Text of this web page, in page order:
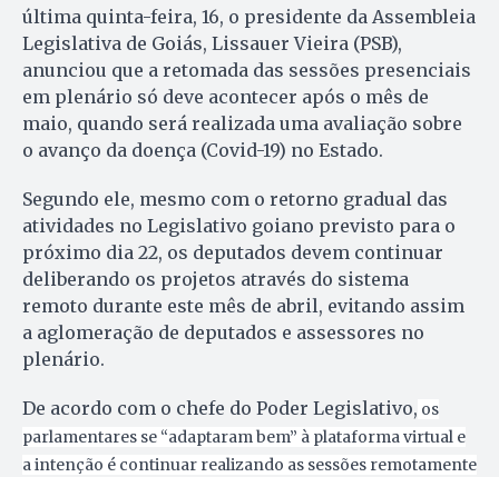
última quinta-feira, 16, o presidente da Assembleia
Legislativa de Goiás, Lissauer Vieira (PSB),
anunciou que a retomada das sessões presenciais
em plenário só deve acontecer após o mês de
maio, quando será realizada uma avaliação sobre
o avanço da doença (Covid-19) no Estado.
Segundo ele, mesmo com o retorno gradual das
atividades no Legislativo goiano previsto para o
próximo dia 22, os deputados devem continuar
deliberando os projetos através do sistema
remoto durante este mês de abril, evitando assim
a aglomeração de deputados e assessores no
plenário.
De acordo com o chefe do Poder Legislativo, os
parlamentares se “adaptaram bem” à plataforma virtual e
a intenção é continuar realizando as sessões remotamente